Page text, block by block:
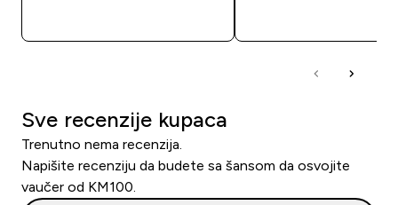
Sve recenzije kupaca
Trenutno nema recenzija.
Napišite recenziju da budete sa šansom da osvojite
vaučer od KM100.